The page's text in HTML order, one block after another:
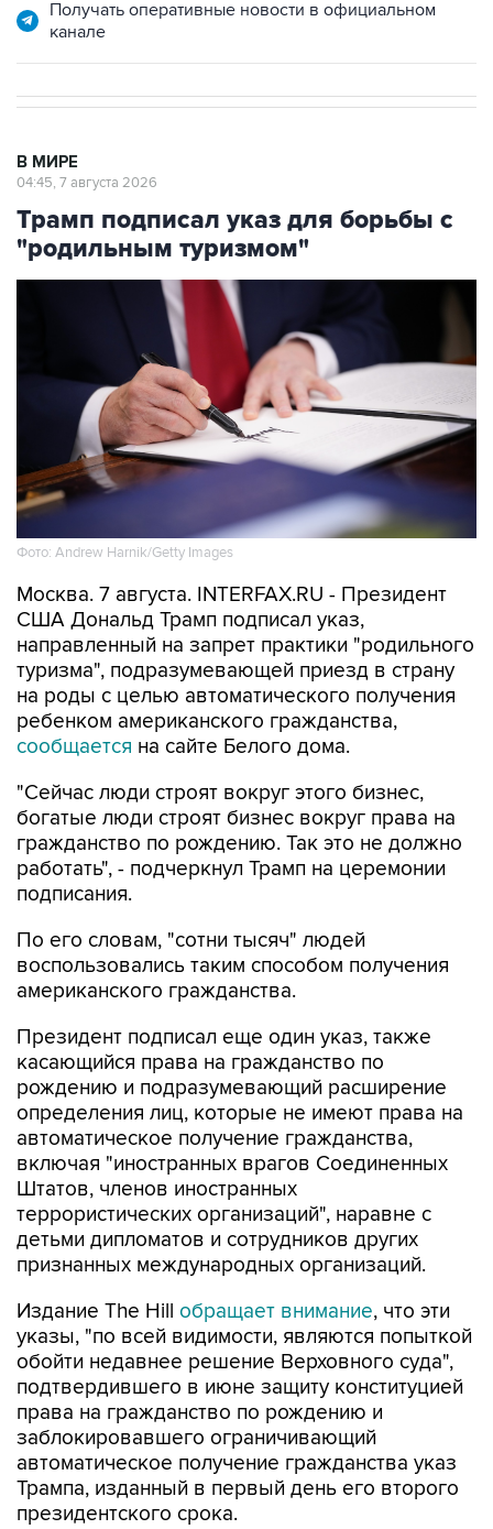
Получать оперативные новости в официальном
канале
В МИРЕ
04:45, 7 августа 2026
Трамп подписал указ для борьбы с
"родильным туризмом"
Фото: Andrew Harnik/Getty Images
Москва. 7 августа. INTERFAX.RU - Президент
США Дональд Трамп подписал указ,
направленный на запрет практики "родильного
туризма", подразумевающей приезд в страну
на роды с целью автоматического получения
ребенком американского гражданства,
сообщается на сайте Белого дома.
"Сейчас люди строят вокруг этого бизнес,
богатые люди строят бизнес вокруг права на
гражданство по рождению. Так это не должно
работать", - подчеркнул Трамп на церемонии
подписания.
По его словам, "сотни тысяч" людей
воспользовались таким способом получения
американского гражданства.
Президент подписал еще один указ, также
касающийся права на гражданство по
рождению и подразумевающий расширение
определения лиц, которые не имеют права на
автоматическое получение гражданства,
включая "иностранных врагов Соединенных
Штатов, членов иностранных
террористических организаций", наравне с
детьми дипломатов и сотрудников других
признанных международных организаций.
Издание The Hill обращает внимание, что эти
указы, "по всей видимости, являются попыткой
обойти недавнее решение Верховного суда",
подтвердившего в июне защиту конституцией
права на гражданство по рождению и
заблокировавшего ограничивающий
автоматическое получение гражданства указ
Трампа, изданный в первый день его второго
президентского срока.